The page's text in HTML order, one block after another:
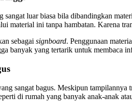
luar biasa bila dibandingkan
material ini tanpa hambatan. Karena
sebagai signboard. Penggunaan
banyak yang tertarik untuk membaca
sangat bagus. Meskipun
di rumah yang banyak anak-anak